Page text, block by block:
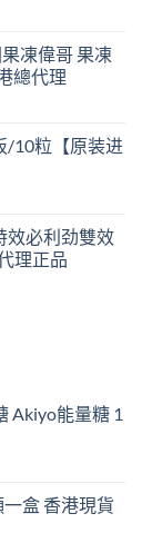
凍偉哥 果凍
總代理
/10粒【原装进
效必利劲雙效
理正品
Akiyo能量糖 1
盒 香港現貨